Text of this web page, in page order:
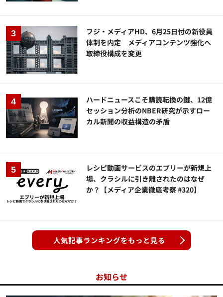
フジ・メディアHD、6月25日付の新役員
体制を内定 メディアコンテンツ強化へ
取締役構成を変更
ハードニュースこそ購読転換の鍵、12億
セッション分析のNBER研究が示すロー
カル新聞の収益構造の矛盾
レシピ動画サービスのエブリーが新規上
場、クラシルに引き離されたのはなぜ
か？【メディア企業徹底考察 #320】
人気記事ランキングをもっと見る
お知らせ